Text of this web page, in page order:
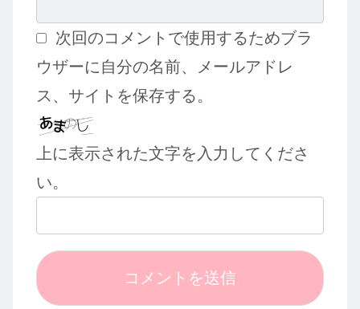
次回のコメントで使用するためブラ
ウザーに自分の名前、メールアドレ
ス、サイトを保存する。
上に表示された文字を入力してくださ
い。